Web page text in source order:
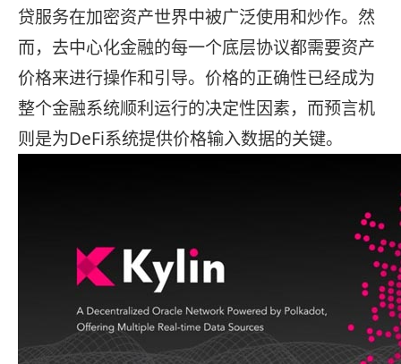
贷服务在加密资产世界中被广泛使用和炒作。然
而，去中心化金融的每一个底层协议都需要资产
价格来进行操作和引导。价格的正确性已经成为
整个金融系统顺利运行的决定性因素，而预言机
则是为DeFi系统提供价格输入数据的关键。